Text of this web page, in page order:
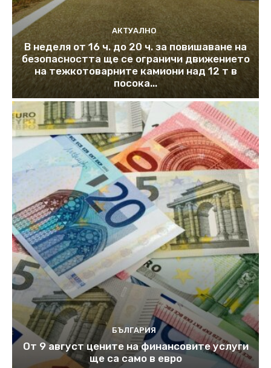
АКТУАЛНО
В неделя от 16 ч. до 20 ч. за повишаване на
безопасността ще се ограничи движението
на тежкотоварните камиони над 12 т в
посока...
БЪЛГАРИЯ
От 9 август цените на финансовите услуги
ще са само в евро